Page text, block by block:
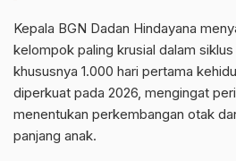
Kepala BGN Dadan Hindayana
kelompok paling krusial dalam
khususnya 1.000 hari pertama
diperkuat pada 2026, mengingat
menentukan perkembangan otak
panjang anak.